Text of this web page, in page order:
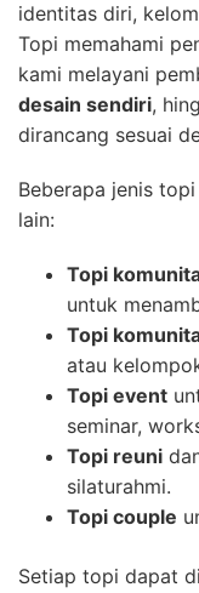
identitas diri,
Topi memahami
kami melayani
desain sendiri,
dirancang sesuai
Beberapa jenis
lain:
Topi
untuk
Topi
atau
Topi event
seminar,
Topi reuni
silaturahmi.
Topi couple
Setiap topi dapat